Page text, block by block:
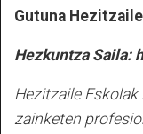
Gutuna
Hezkuntza Saila:
Hezitzaile
zainketen